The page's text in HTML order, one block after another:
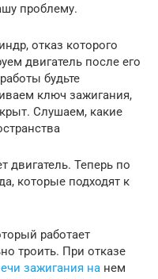
проблему.
отказ которого
двигатель после его
будьте
ключ зажигания,
Слушаем, какие
двигатель. Теперь по
которые подходят к
работает
троить. При отказе
зажигания на нем